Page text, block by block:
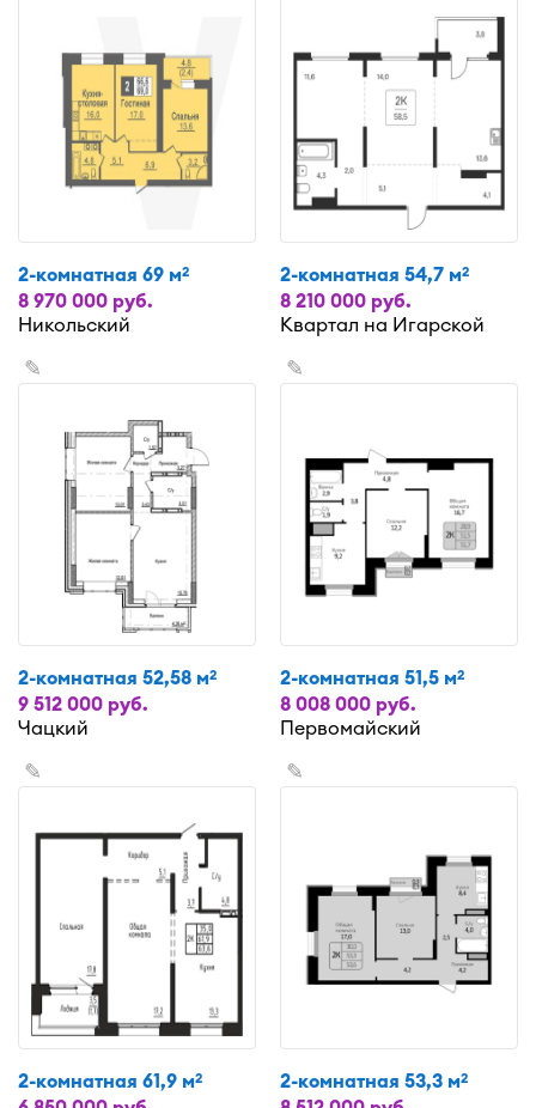
2-комнатная 69 м2
8 970 000 руб.
Никольский
2-комнатная 54,7 м2
8 210 000 руб.
Квартал на Игарской
✎
2-комнатная 52,58 м2
9 512 000 руб.
Чацкий
✎
2-комнатная 51,5 м2
8 008 000 руб.
Первомайский
✎
2-комнатная 61,9 м2
✎
2-комнатная 53,3 м2